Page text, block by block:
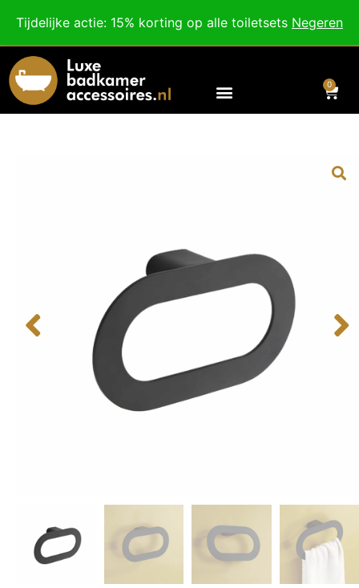
Tijdelijke actie: 15% korting op alle toiletsets Negeren
Voor 18:00 besteld, morgen in huis!
0